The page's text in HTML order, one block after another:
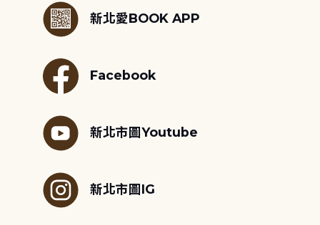
新北愛BOOK APP
Facebook
新北市圖Youtube
新北市圖IG